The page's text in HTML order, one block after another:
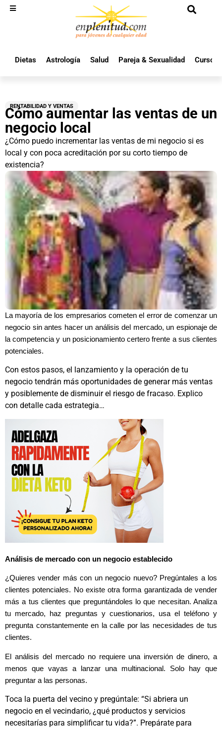
Dietas Astrología Salud Pareja & Sexualidad Cursos
RENTABILIDAD Y VENTAS
Cómo aumentar las ventas de un
negocio local
¿Cómo puedo incrementar las ventas de mi negocio si es
local y con poca acreditación por su corto tiempo de
existencia?
La mayoría de los empresarios cometen el error de comenzar un
negocio sin antes hacer un análisis del mercado, un espionaje de
la competencia y un posicionamiento certero frente a sus clientes
potenciales.
Con estos pasos, el lanzamiento y la operación de tu
negocio tendrán más oportunidades de generar más ventas
y posiblemente de disminuir el riesgo de fracaso. Explico
con detalle cada estrategia…
Análisis de mercado con un negocio establecido
¿Quieres vender más con un negocio nuevo? Pregúntales a los
clientes potenciales. No existe otra forma garantizada de vender
más a tus clientes que preguntándoles lo que necesitan. Analiza
tu mercado, haz preguntas y cuestionarios, usa el teléfono y
pregunta constantemente en la calle por las necesidades de tus
clientes.
El análisis del mercado no requiere una inversión de dinero, a
menos que vayas a lanzar una multinacional. Solo hay que
preguntar a las personas.
Toca la puerta del vecino y pregúntale: “Si abriera un
negocio en el vecindario, ¿qué productos y servicios
necesitarías para simplificar tu vida?”. Prepárate para